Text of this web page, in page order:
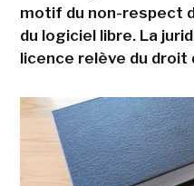
motif du non-respect
du logiciel libre. La
licence relève du